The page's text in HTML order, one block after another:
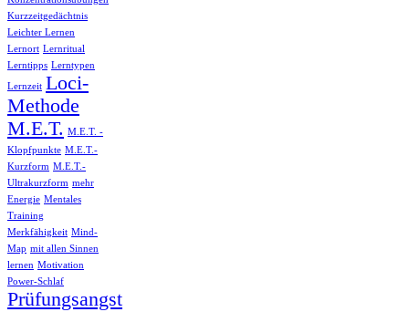
Kurzzeitgedächtnis
Leichter Lernen
Lernort Lernritual
Lerntipps Lerntypen
Lernzeit Loci-
Methode
M.E.T. M.E.T. -
Klopfpunkte M.E.T.-
Kurzform M.E.T.-
Ultrakurzform mehr
Energie Mentales
Training
Merkfähigkeit Mind-
Map mit allen Sinnen
lernen Motivation
Power-Schlaf
Prüfungsangst